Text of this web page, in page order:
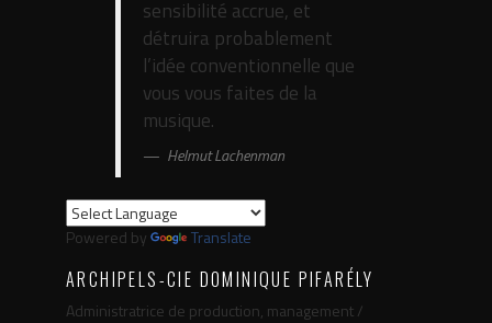
sensibilité accrue, et
détruira probablement
l’idée conventionnelle que
vous vous faites de la
musique.
Helmut Lachenman
Powered by Translate
ARCHIPELS-CIE DOMINIQUE PIFARÉLY
Administratrice de production, management /